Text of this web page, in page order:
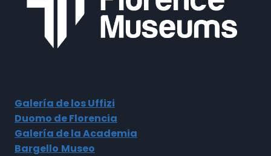
Galería de los Uffizi
Duomo de Florencia
Galería de la Academia
Bargello Museo